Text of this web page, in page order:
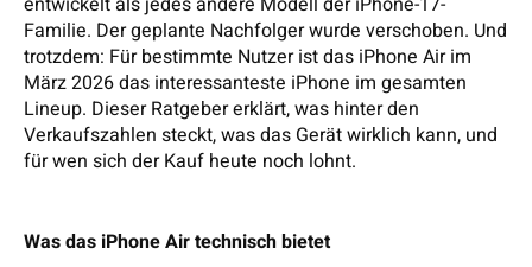
Familie. Der geplante Nachfolger wurde verschoben. Und
trotzdem: Für bestimmte Nutzer ist das iPhone Air im
März 2026 das interessanteste iPhone im gesamten
Lineup. Dieser Ratgeber erklärt, was hinter den
Verkaufszahlen steckt, was das Gerät wirklich kann, und
für wen sich der Kauf heute noch lohnt.
Was das iPhone Air technisch bietet